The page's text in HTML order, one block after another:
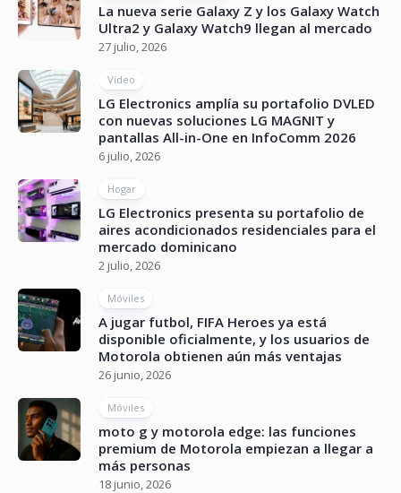
La nueva serie Galaxy Z y los Galaxy Watch
Ultra2 y Galaxy Watch9 llegan al mercado
27 julio, 2026
Vídeo
LG Electronics amplía su portafolio DVLED
con nuevas soluciones LG MAGNIT y
pantallas All-in-One en InfoComm 2026
6 julio, 2026
Hogar
LG Electronics presenta su portafolio de
aires acondicionados residenciales para el
mercado dominicano
2 julio, 2026
Móviles
A jugar futbol, FIFA Heroes ya está
disponible oficialmente, y los usuarios de
Motorola obtienen aún más ventajas
26 junio, 2026
Móviles
moto g y motorola edge: las funciones
premium de Motorola empiezan a llegar a
más personas
18 junio, 2026